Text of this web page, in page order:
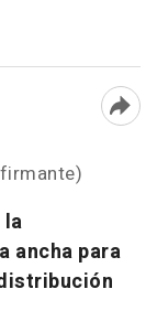
la
ancha para